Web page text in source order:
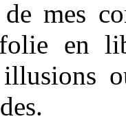
mes
en